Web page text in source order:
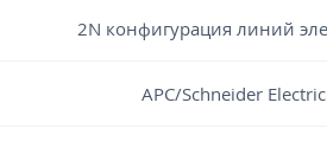
2N конфигурация линий
APC/Schneider